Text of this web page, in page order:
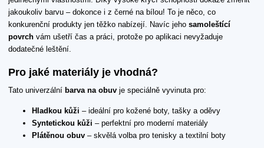
jakoukoliv barvu – dokonce i z černé na bílou! To je něco, co
konkurenční produkty jen těžko nabízejí. Navíc jeho samoleštící
povrch vám ušetří čas a práci, protože po aplikaci nevyžaduje
dodatečné leštění.
Pro jaké materiály je vhodná?
Tato univerzální barva na obuv je speciálně vyvinuta pro:
Hladkou kůži – ideální pro kožené boty, tašky a oděvy
Syntetickou kůži – perfektní pro moderní materiály
Plátěnou obuv – skvělá volba pro tenisky a textilní boty